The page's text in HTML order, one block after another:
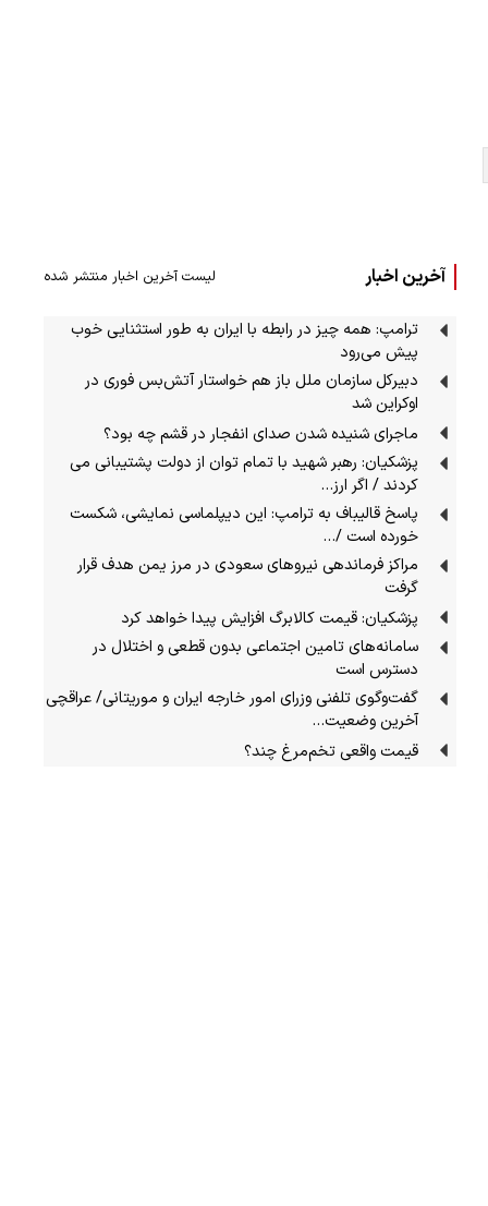
آخرین اخبار لیست آخرین اخبار منتشر شده
ترامپ: همه چیز در رابطه با ایران به طور استثنایی خوب
پیش می‌رود
دبیرکل سازمان ملل باز هم خواستار آتش‌بس فوری در
اوکراین شد
ماجرای شنیده شدن صدای انفجار در قشم چه بود؟
پزشکیان: رهبر شهید با تمام توان از دولت پشتیبانی می
کردند / اگر ارز…
پاسخ قالیباف به ترامپ: این دیپلماسی نمایشی، شکست
خورده است /…
مراکز فرماندهی نیروهای سعودی در مرز یمن هدف قرار
گرفت
پزشکیان: قیمت کالابرگ افزایش پیدا خواهد کرد
سامانه‌های تامین اجتماعی بدون قطعی و اختلال در
دسترس است
گفت‌وگوی تلفنی وزرای امور خارجه ایران و موریتانی/ عراقچی
آخرین وضعیت…
قیمت واقعی تخم‌مرغ چند؟